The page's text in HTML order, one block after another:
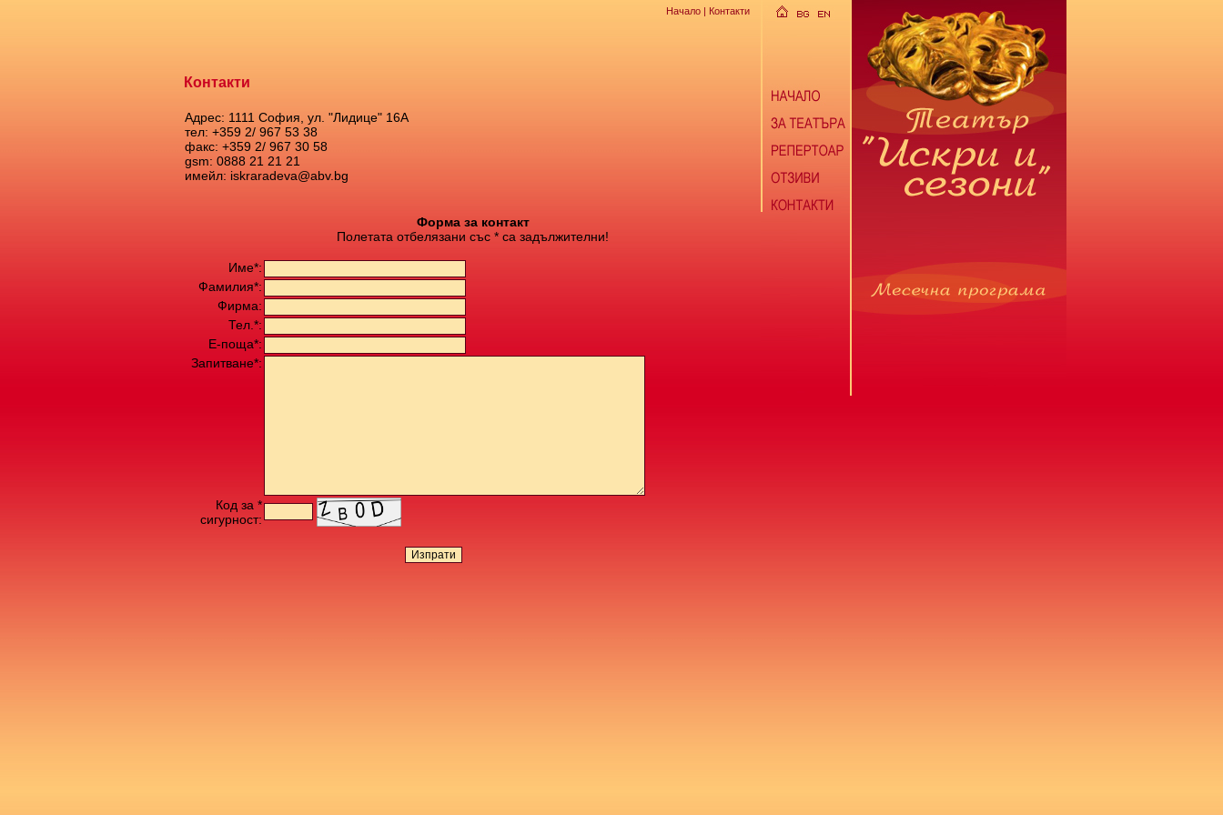
Начало | Контакти
Контакти
Адрес: 1111 София, ул. "Лидице" 16А
тел: +359 2/ 967 53 38
факс: +359 2/ 967 30 58
gsm: 0888 21 21 21
имейл: iskraradeva@abv.bg
Форма за контакт
Полетата отбелязани със * са задължителни!
Име*:
Фамилия*:
Фирма:
Тел.*:
Е-поща*:
Запитване*:
Код за *
сигурност: